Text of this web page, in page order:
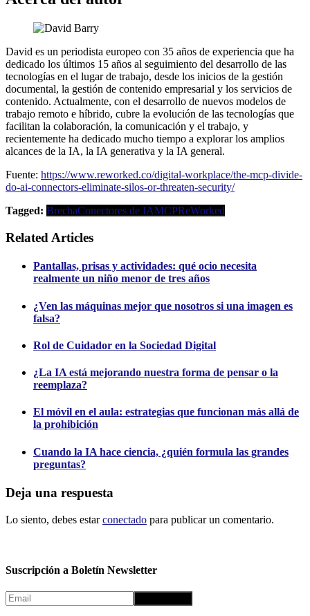
David es un periodista europeo con 35 años de experiencia que ha
dedicado los últimos 15 años al seguimiento del desarrollo de las
tecnologías en el lugar de trabajo, desde los inicios de la gestión
documental, la gestión de contenido empresarial y los servicios de
contenido. Actualmente, con el desarrollo de nuevos modelos de
trabajo remoto e híbrido, cubre la evolución de las tecnologías que
facilitan la colaboración, la comunicación y el trabajo, y
recientemente ha dedicado mucho tiempo a explorar los amplios
alcances de la IA, la IA generativa y la IA general.
Fuente: https://www.reworked.co/digital-workplace/the-mcp-divide-
do-ai-connectors-eliminate-silos-or-threaten-security/
Tagged: BrechaConectores de IAMCPReWorked
Related Articles
Pantallas, prisas y actividades: qué ocio necesita
realmente un niño menor de tres años
¿Ven las máquinas mejor que nosotros si una imagen es
falsa?
Rol de Cuidador en la Sociedad Digital
¿La IA está mejorando nuestra forma de pensar o la
reemplaza?
El móvil en el aula: estrategias que funcionan más allá de
la prohibición
Cuando la IA hace ciencia, ¿quién formula las grandes
preguntas?
Deja una respuesta
Lo siento, debes estarconectado para publicar un comentario.
Suscripción a Boletín Newsletter